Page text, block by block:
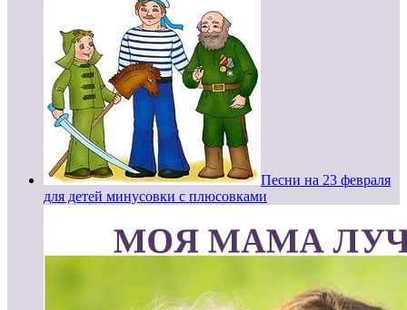
Песни на 23 февраля
для детей минусовки с плюсовками